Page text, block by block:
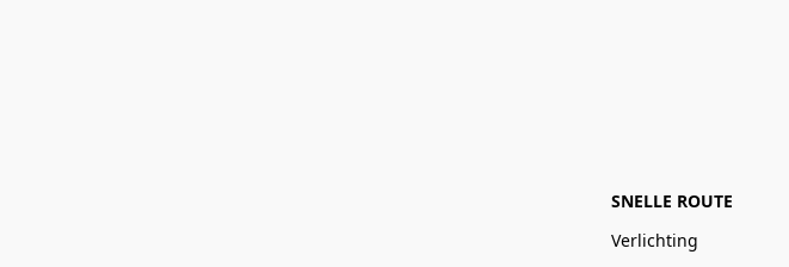
SNELLE ROUTE
Verlichting